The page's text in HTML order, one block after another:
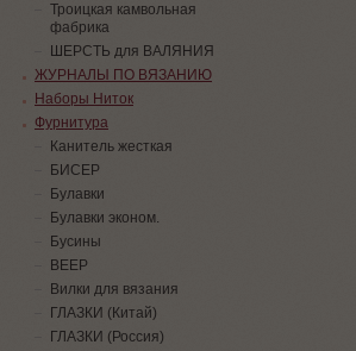
Троицкая камвольная
фабрика
ШЕРСТЬ для ВАЛЯНИЯ
ЖУРНАЛЫ ПО ВЯЗАНИЮ
Наборы Ниток
Фурнитура
Канитель жесткая
БИСЕР
Булавки
Булавки эконом.
Бусины
ВЕЕР
Вилки для вязания
ГЛАЗКИ (Китай)
ГЛАЗКИ (Россия)